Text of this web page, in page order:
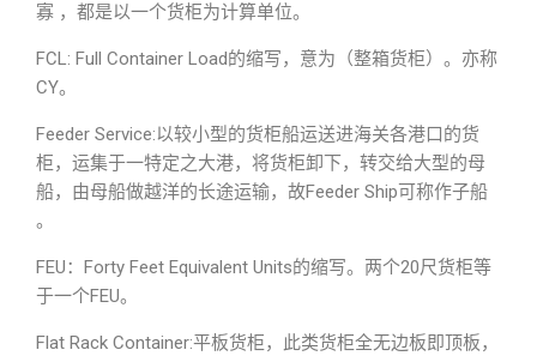
寡 ，都是以一个货柜为计算单位。
FCL: Full Container Load的缩写，意为（整箱货柜）。亦称
CY。
Feeder Service:以较小型的货柜船运送进海关各港口的货
柜，运集于一特定之大港，将货柜卸下，转交给大型的母
船，由母船做越洋的长途运输，故Feeder Ship可称作子船
。
FEU：Forty Feet Equivalent Units的缩写。两个20尺货柜等
于一个FEU。
Flat Rack Container:平板货柜，此类货柜全无边板即顶板，